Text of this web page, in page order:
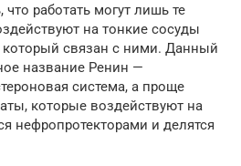
работать могут лишь те
на тонкие сосуды
связан с ними. Данный
название Ренин —
система, а проще
которые воздействуют на
нефропротекторами и делятся